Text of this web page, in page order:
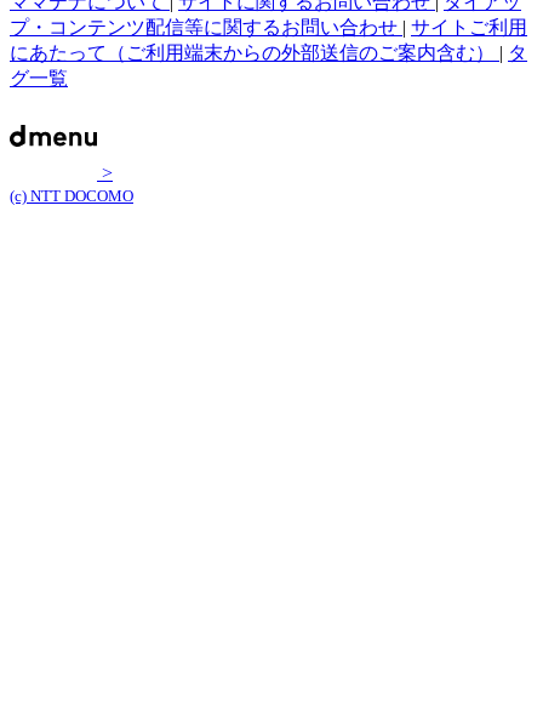
プ・コンテンツ配信等に関するお問い合わせ | サイトご利用
にあたって（ご利用端末からの外部送信のご案内含む） | タ
グ一覧
>
(c) NTT DOCOMO